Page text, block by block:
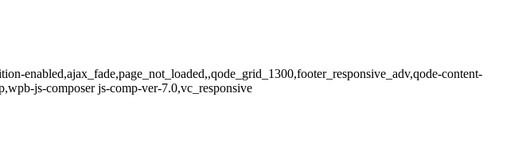
enabled,ajax_fade,page_not_loaded,,qode_grid_1300,footer_responsive_adv,qode-content-
js-composer js-comp-ver-7.0,vc_responsive